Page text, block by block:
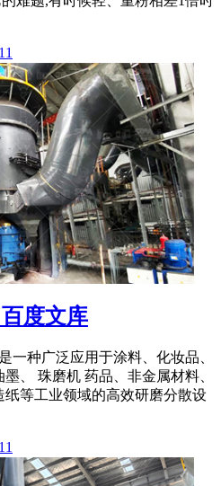
度文库
一种广泛应用于涂料、化妆品、
、 珠磨机 药品、非金属材料、
等工业领域的高效研磨分散设